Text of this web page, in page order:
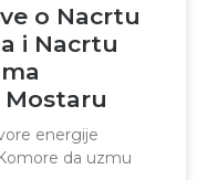
o Nacrtu
i Nacrtu
Mostaru
energije
da uzmu